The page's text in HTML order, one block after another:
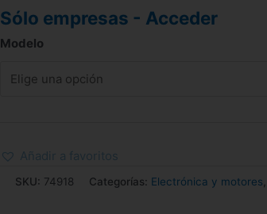
Sólo empresas - Acceder
Modelo
Añadir a favoritos
SKU: 74918 Categorías: Electrónica y motores